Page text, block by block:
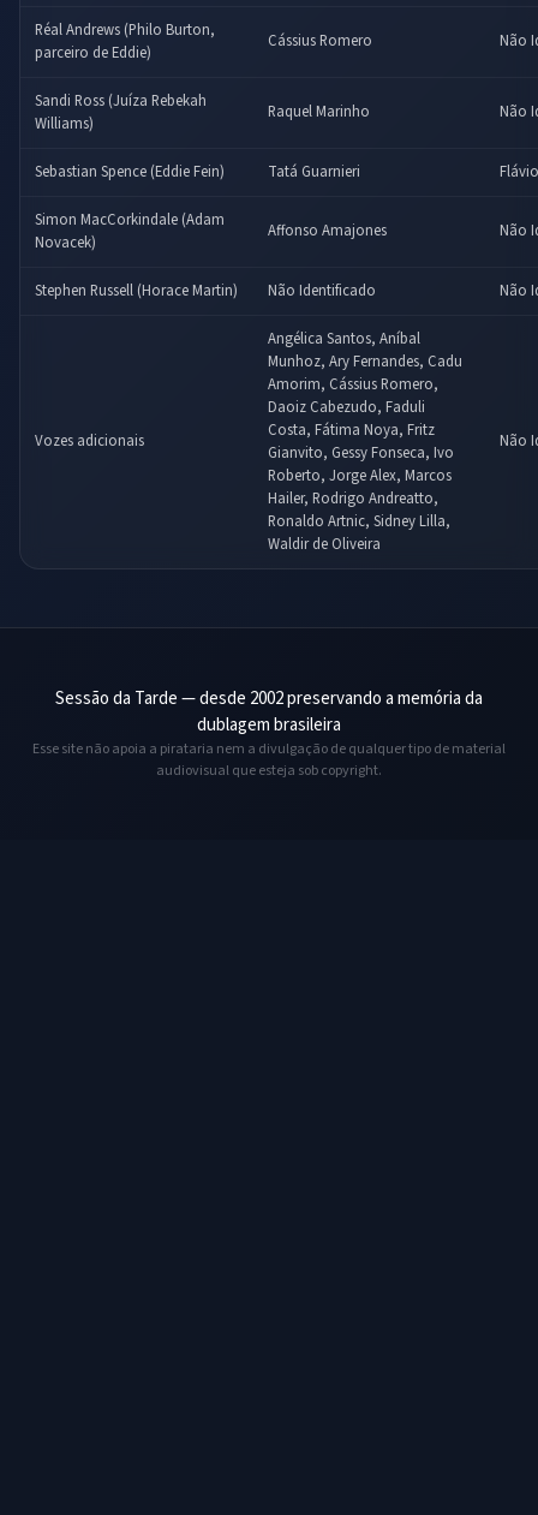
Réal Andrews (Philo Burton,
parceiro de Eddie)
Cássius Romero Não
Sandi Ross (Juíza Rebekah
Williams)
Raquel Marinho Não
Sebastian Spence (Eddie Fein) Tatá Guarnieri
Simon MacCorkindale (Adam
Novacek)
Affonso Amajones Não
Stephen Russell (Horace Martin) Não Identificado Não
Vozes adicionais
Angélica Santos, Aníbal
Munhoz, Ary Fernandes, Cadu
Amorim, Cássius Romero,
Daoiz Cabezudo, Faduli
Costa, Fátima Noya, Fritz
Gianvito, Gessy Fonseca, Ivo
Roberto, Jorge Alex, Marcos
Hailer, Rodrigo Andreatto,
Ronaldo Artnic, Sidney Lilla,
Waldir de Oliveira
Não
Sessão da Tarde — desde 2002 preservando a memória da
dublagem brasileira
Esse site não apoia a pirataria nem a divulgação de qualquer tipo de material
audiovisual que esteja sob copyright.